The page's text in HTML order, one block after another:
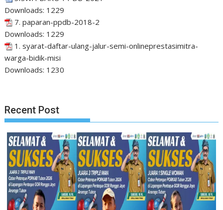
Downloads: 1229
7. paparan-ppdb-2018-2
Downloads: 1229
1. syarat-daftar-ulang-jalur-semi-onlineprestasimitra-
warga-bidik-misi
Downloads: 1230
Recent Post